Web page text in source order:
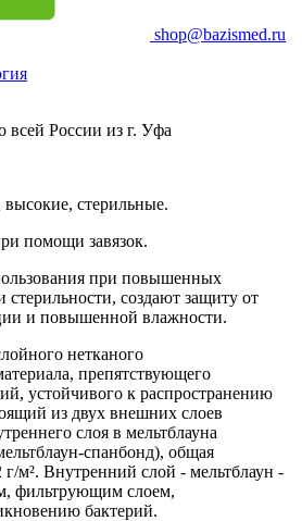
shop@bazismed.ru
всей России из г. Уфа
стерильные.
помощи завязок.
при повышенных
стерильности, создают защиту от
и повышенной влажности.
нетканого
препятствующего
устойчивого к распространению
из двух внешних слоев
слоя в мельтблауна
спанбонд), общая
г/м². Внутренний слой - мельтблаун -
фильтрующим слоем,
бактерий.